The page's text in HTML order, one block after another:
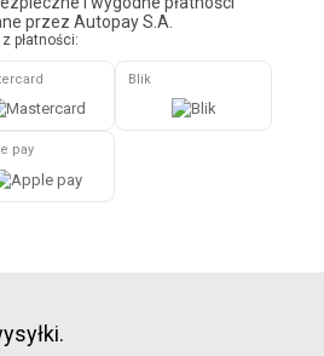
przez Autopay S.A.
płatności:
Blik
pay